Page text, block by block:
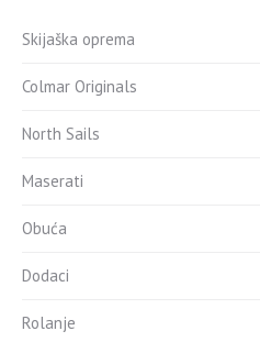
Skijaška oprema
Colmar Originals
North Sails
Maserati
Obuća
Dodaci
Rolanje